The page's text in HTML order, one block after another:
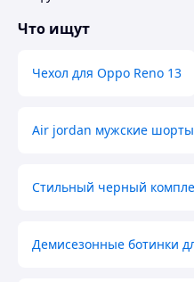
Что ищут
Чехол для Oppo Reno 13
Air jordan мужские шорты
Стильный черный
Демисезонные ботинки